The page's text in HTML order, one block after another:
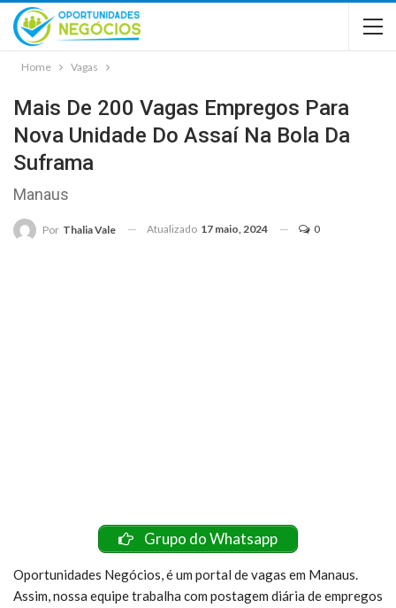
Home Vagas
Mais De 200 Vagas Empregos Para
Nova Unidade Do Assaí Na Bola Da
Suframa
Manaus
Por Thalia Vale Atualizado 17 maio, 2024 0
Grupo do Whatsapp
Oportunidades Negócios, é um portal de vagas em Manaus.
Assim, nossa equipe trabalha com postagem diária de empregos